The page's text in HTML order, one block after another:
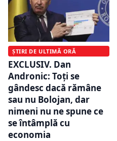
ȘTIRI DE ULTIMĂ ORĂ
EXCLUSIV. Dan
Andronic: Toți se
gândesc dacă rămâne
sau nu Bolojan, dar
nimeni nu ne spune ce
se întâmplă cu
economia